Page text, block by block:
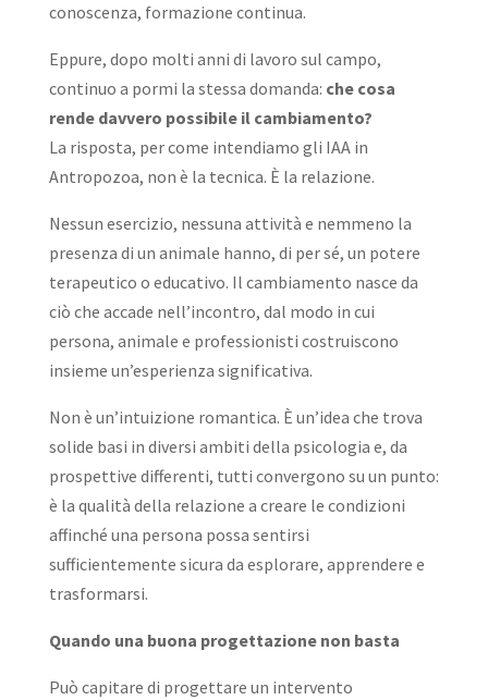
conoscenza, formazione continua.
Eppure, dopo molti anni di lavoro sul campo,
continuo a pormi la stessa domanda: che cosa
rende davvero possibile il cambiamento?
La risposta, per come intendiamo gli IAA in
Antropozoa, non è la tecnica. È la relazione.
Nessun esercizio, nessuna attività e nemmeno la
presenza di un animale hanno, di per sé, un potere
terapeutico o educativo. Il cambiamento nasce da
ciò che accade nell’incontro, dal modo in cui
persona, animale e professionisti costruiscono
insieme un’esperienza significativa.
Non è un’intuizione romantica. È un’idea che trova
solide basi in diversi ambiti della psicologia e, da
prospettive differenti, tutti convergono su un punto:
è la qualità della relazione a creare le condizioni
affinché una persona possa sentirsi
sufficientemente sicura da esplorare, apprendere e
trasformarsi.
Quando una buona progettazione non basta
Può capitare di progettare un intervento